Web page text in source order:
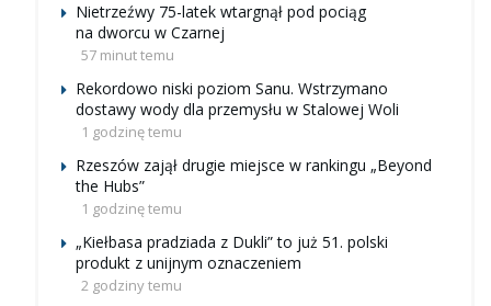
Nietrzeźwy 75-latek wtargnął pod pociąg
na dworcu w Czarnej
57 minut temu
Rekordowo niski poziom Sanu. Wstrzymano
dostawy wody dla przemysłu w Stalowej Woli
1 godzinę temu
Rzeszów zajął drugie miejsce w rankingu „Beyond
the Hubs”
1 godzinę temu
„Kiełbasa pradziada z Dukli” to już 51. polski
produkt z unijnym oznaczeniem
2 godziny temu